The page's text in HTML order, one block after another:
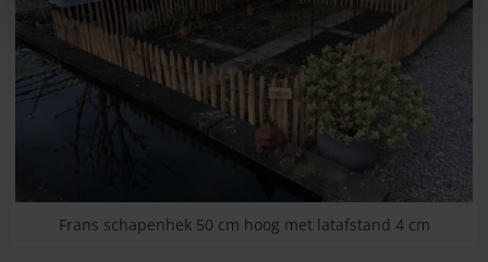
Frans schapenhek 50 cm hoog met latafstand 4 cm